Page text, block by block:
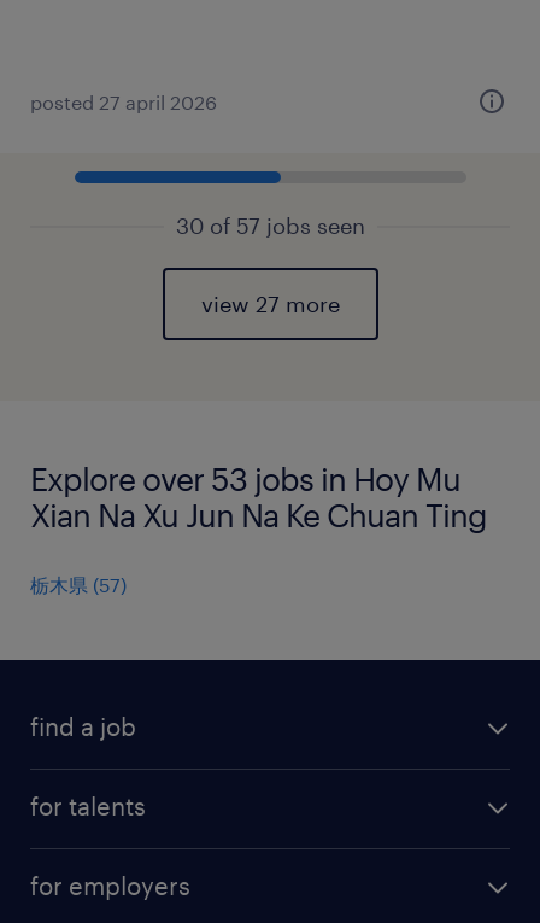
posted 27 april 2026
30 of 57 jobs seen
view 27 more
Explore over 53 jobs in Hoy Mu
Xian Na Xu Jun Na Ke Chuan Ting
栃木県 (57)
find a job
for talents
professional career
for employers